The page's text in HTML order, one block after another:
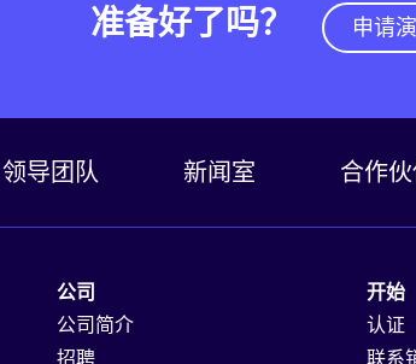
准备好了吗？ 申请
领导团队 新闻室 合作
公司
公司简介
招聘
开始
认证
联系